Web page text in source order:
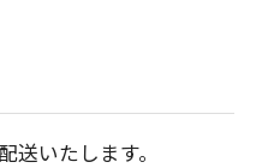
送いたします。